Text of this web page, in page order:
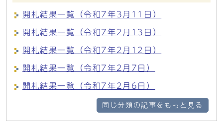
開札結果一覧（令和7年3月11日）
開札結果一覧（令和7年2月13日）
開札結果一覧（令和7年2月12日）
開札結果一覧（令和7年2月7日）
開札結果一覧（令和7年2月6日）
同じ分類の記事をもっと見る